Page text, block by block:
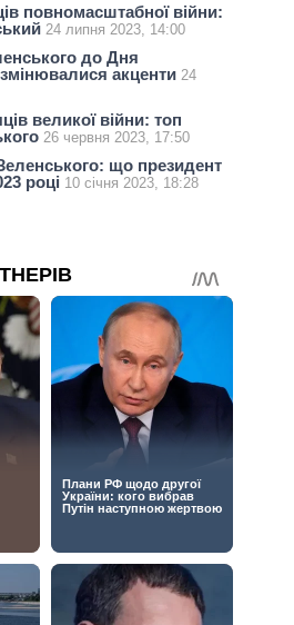
повномасштабної війни:
24 липня 2023, 14:00
до Дня
акценти 24
великої війни: топ
26 червня 2023, 17:50
що президент
році 10 січня 2023, 18:28